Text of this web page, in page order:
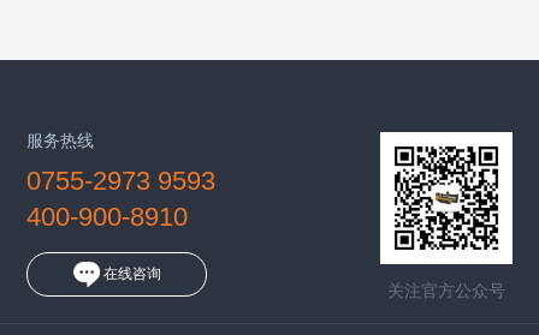
关注官方公众号
服务热线
0755-2973 9593
400-900-8910
在线咨询